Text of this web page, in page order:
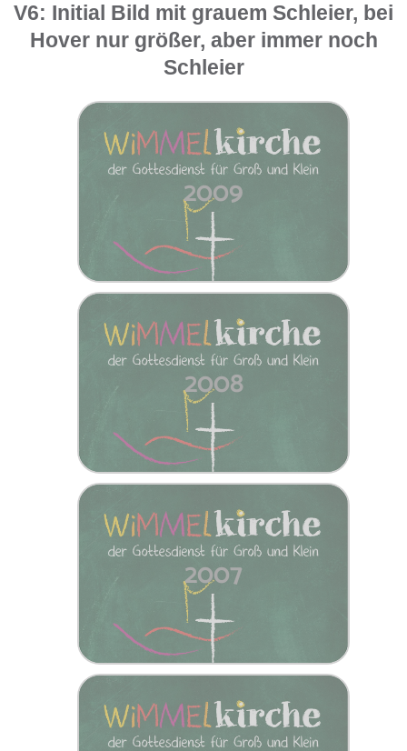
V6: Initial Bild mit grauem Schleier, bei
Hover nur größer, aber immer noch
Schleier
2009
2008
2007